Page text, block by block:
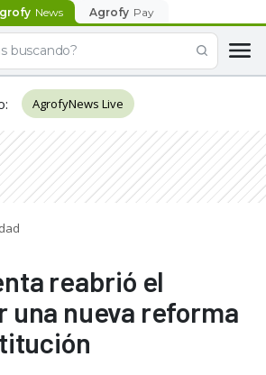
News Agrofy Pay
: AgrofyNews Live
reabrió el
una nueva reforma